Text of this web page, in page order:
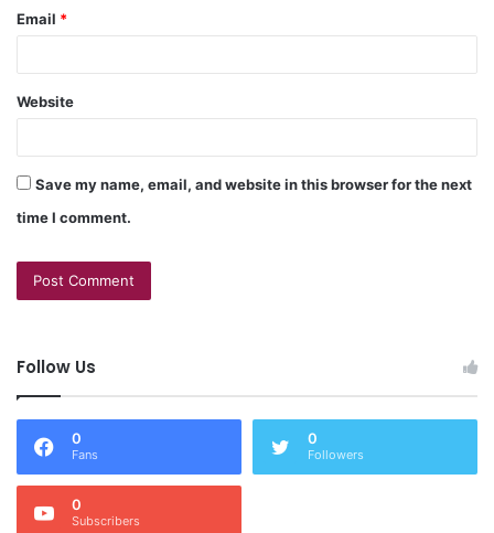
dilakukan dengan pemerintah, tetapi juga dengan kongres
Email *
Website
Save my name, email, and website in this browser for the next
time I comment.
Follow Us
0
Fans
0
Followers
0
Subscribers